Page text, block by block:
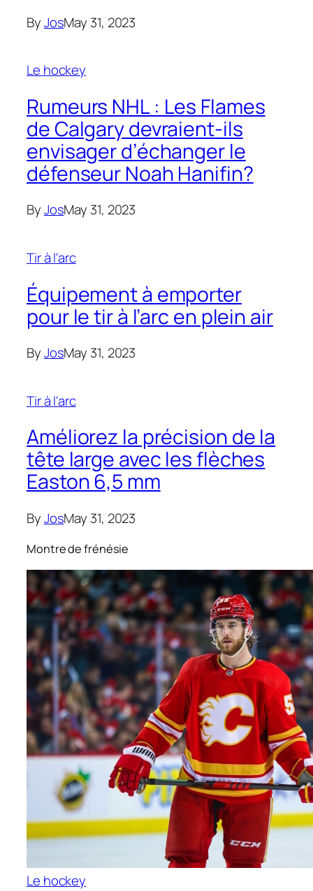
ByJosMay 31, 2023
Le hockey
Rumeurs NHL : Les Flames
de Calgary devraient-ils
envisager d’échanger le
défenseur Noah Hanifin?
ByJosMay 31, 2023
Tir à l'arc
Équipement à emporter
pour le tir à l’arc en plein air
ByJosMay 31, 2023
Tir à l'arc
Améliorez la précision de la
tête large avec les flèches
Easton 6,5 mm
ByJosMay 31, 2023
Montre de frénésie
Le hockey